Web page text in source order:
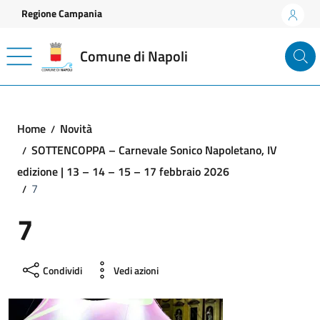
Vai ai contenuti
Vai al footer
Regione Campania
Comune di Napoli
Home
Novità
SOTTENCOPPA – Carnevale Sonico Napoletano, IV
edizione | 13 – 14 – 15 – 17 febbraio 2026
7
7
Condividi Vedi azioni